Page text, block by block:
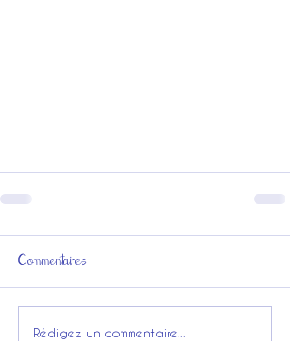
Commentaires
Rédigez un commentaire...